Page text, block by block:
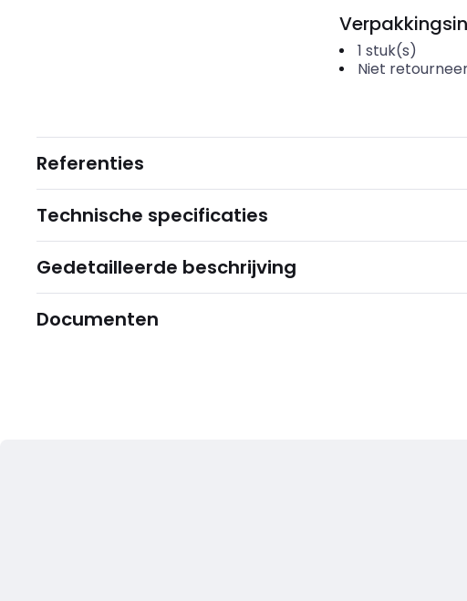
1 stuk(s)
Niet
Referenties
Technische specificaties
Gedetailleerde beschrijving
Documenten